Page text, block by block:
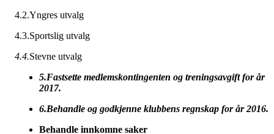
4.2.Yngres utvalg
4.3.Sportslig utvalg
4.4.Stevne utvalg
5.Fastsette medlemskontingenten og treningsavgift for år
2017.
6.Behandle og godkjenne klubbens regnskap for år 2016.
Behandle innkomne saker